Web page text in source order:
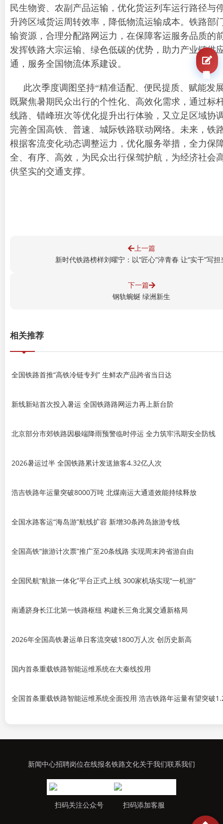
民生物资、农副产品运输，优化货运列车运行路径与
升跨区域货运周转效率，降低物流运输成本。铁路部
输资源，合理分配路网运力，在保障客运服务品质的
发挥铁路大宗运输、绿色低碳的优势，助力产业链供
通，服务全国物流体系建设。
此次季度调图坚持“精准适配、便民提质、赋能发
既聚焦暑期民众出行的个性化、高效化需求，通过标
线路、错峰班次等优化提升出行体验，又立足区域协
完善全国高铁、普速、城际铁路联动网络。未来，铁
根据客流变化动态调整运力，优化服务举措，全力保
全、有序、高效，为民众出行保驾护航，为经济社会
供坚实的交通支撑。
上一篇
新时代铁路榜样刘曜宁：以“匠心”淬青春 让“实干”写担
下一篇
钢轨蜿蜒 绿洲新生
相关推荐
全国铁路首推“高铁冷链专列” 生鲜农产品跨省当日达
新线新站首次投入暑运 全国铁路路网运力再上新台阶
北京部分市郊铁路因极端降雨预警临时停运 全力筑牢汛期安全防线
2026暑运过半 全国铁路累计发送旅客4.32亿人次
浩吉铁路年运量突破8000万吨 北煤南运大通道效能持续释放
全国水路客运“海岛游”航线扩容 新增30条跨岛旅游专线
全国高铁“旅游计次票”推广至20条线路 实现周末跨省游自由
全国民航“航旅一体化”平台正式上线 300家机场实现“一机游”
南通跻身长江北第一铁路枢纽 构建长三角北翼交通新格局
2026年全国高铁暑运单日客流突破1800万人次 创历史新高
国内首条重载铁路智能运维系统在大秦线投用
全国首条重载铁路智能运维系统全面投用 浩吉铁路年运量有望突破
新闻中心招聘岗位在线报名铁路文化关于我们联系我们
扫码关注公众号 扫码添加客服
我要报名